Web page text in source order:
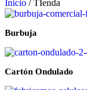
Inicio / TIenda
Burbuja
Cartón Ondulado